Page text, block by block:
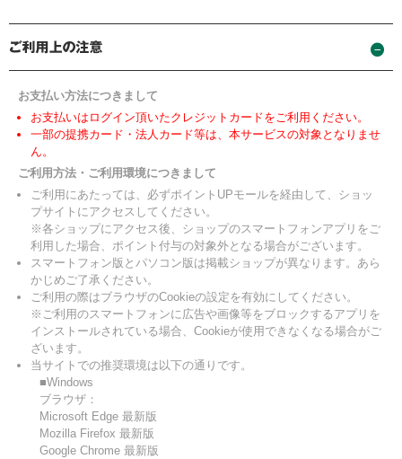
お支払い方法につきまして
お支払いはログイン頂いたクレジットカードをご利用ください。
一部の提携カード・法人カード等は、本サービスの対象となりませ
ん。
ご利用方法・ご利用環境につきまして
ご利用にあたっては、必ずポイントUPモールを経由して、ショッ
プサイトにアクセスしてください。
※各ショップにアクセス後、ショップのスマートフォンアプリをご
利用した場合、ポイント付与の対象外となる場合がございます。
スマートフォン版とパソコン版は掲載ショップが異なります。あら
かじめご了承ください。
ご利用の際はブラウザのCookieの設定を有効にしてください。
※ご利用のスマートフォンに広告や画像等をブロックするアプリを
インストールされている場合、Cookieが使用できなくなる場合がご
ざいます。
当サイトでの推奨環境は以下の通りです。
■Windows
ブラウザ：
Microsoft Edge 最新版
Mozilla Firefox 最新版
Google Chrome 最新版